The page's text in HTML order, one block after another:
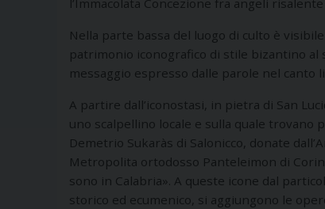
l’Immacolata Concezione fra angeli
Nella parte bassa del luogo di culto è
patrimonio iconografico di stile bizantino
messaggio espresso dalle parole nel canto
A partire dall’iconostasi, in pietra di San
uno scalpellino locale e sulla quale trovano
Demetrio Sukaràs di Salonicco, donate
Metropolita ortodosso Panteleimon di
sono in Calabria». A queste icone dal
storico ed ecumenico, si aggiungono le